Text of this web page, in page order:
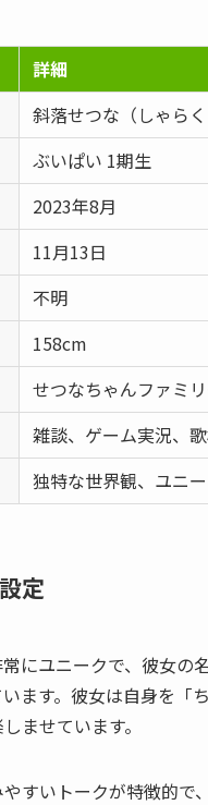
詳細
斜落せつな（しゃらく
ぶいぱい 1期生
2023年8月
11月13日
不明
158cm
せつなちゃんファミ
雑談、ゲーム実況、
独特な世界観、ユニ
定
にユニークで、彼女
ます。彼女は自身を
ませています。
すいトークが特徴的